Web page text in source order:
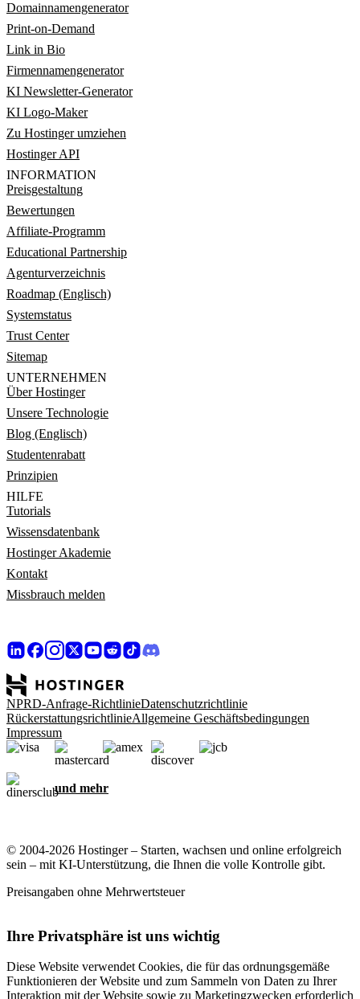
Domainnamengenerator
Print-on-Demand
Link in Bio
Firmennamengenerator
KI Newsletter-Generator
KI Logo-Maker
Zu Hostinger umziehen
Hostinger API
INFORMATION
Preisgestaltung
Bewertungen
Affiliate-Programm
Educational Partnership
Agenturverzeichnis
Roadmap (Englisch)
Systemstatus
Trust Center
Sitemap
UNTERNEHMEN
Über Hostinger
Unsere Technologie
Blog (Englisch)
Studentenrabatt
Prinzipien
HILFE
Tutorials
Wissensdatenbank
Hostinger Akademie
Kontakt
Missbrauch melden
NPRD-Anfrage-RichtlinieDatenschutzrichtlinie
RückerstattungsrichtlinieAllgemeine Geschäftsbedingungen
Impressum
und mehr
© 2004-2026 Hostinger – Starten, wachsen und online erfolgreich
sein – mit KI-Unterstützung, die Ihnen die volle Kontrolle gibt.
Preisangaben ohne Mehrwertsteuer
Ihre Privatsphäre ist uns wichtig
Diese Website verwendet Cookies, die für das ordnungsgemäße
Funktionieren der Website und zum Sammeln von Daten zu Ihrer
Interaktion mit der Website sowie zu Marketingzwecken erforderlich